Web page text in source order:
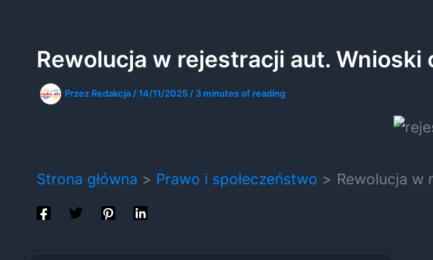
Rewolucja w rejestracji aut.
Przez Redakcja /14/11/2025 / 3 minutes of reading
Strona główna Prawo i społeczeństwo Rewolucja w